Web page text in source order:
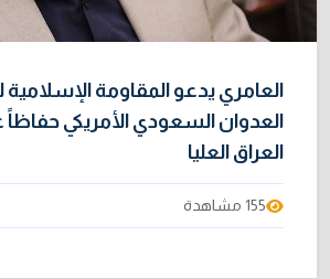
العامري يدعو المقاومة الإسلامية
العدوان السعودي الأمريكي
العراق العليا
155 مشاهدة